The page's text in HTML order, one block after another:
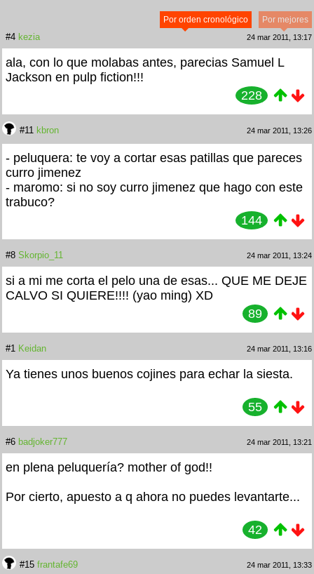
Por mejores
Por orden cronológico
#4 kezia 24 mar 2011, 13:17
ala, con lo que molabas antes, parecias Samuel L
Jackson en pulp fiction!!!
228
#11 kbron 24 mar 2011, 13:26
- peluquera: te voy a cortar esas patillas que pareces
curro jimenez
- maromo: si no soy curro jimenez que hago con este
trabuco?
144
#8 Skorpio_11 24 mar 2011, 13:24
si a mi me corta el pelo una de esas... QUE ME DEJE
CALVO SI QUIERE!!!! (yao ming) XD
89
#1 Keidan 24 mar 2011, 13:16
Ya tienes unos buenos cojines para echar la siesta.
55
#6 badjoker777 24 mar 2011, 13:21
en plena peluquería? mother of god!!
Por cierto, apuesto a q ahora no puedes levantarte...
42
#15 frantafe69 24 mar 2011, 13:33